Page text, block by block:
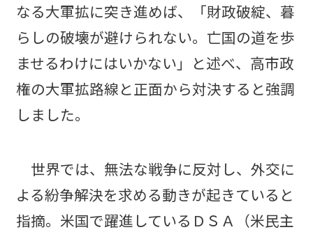
なる大軍拡に突き進めば、「財政破綻、暮
らしの破壊が避けられない。亡国の道を歩
ませるわけにはいかない」と述べ、高市政
権の大軍拡路線と正面から対決すると強調
しました。
世界では、無法な戦争に反対し、外交に
よる紛争解決を求める動きが起きていると
指摘。米国で躍進しているＤＳＡ（米民主